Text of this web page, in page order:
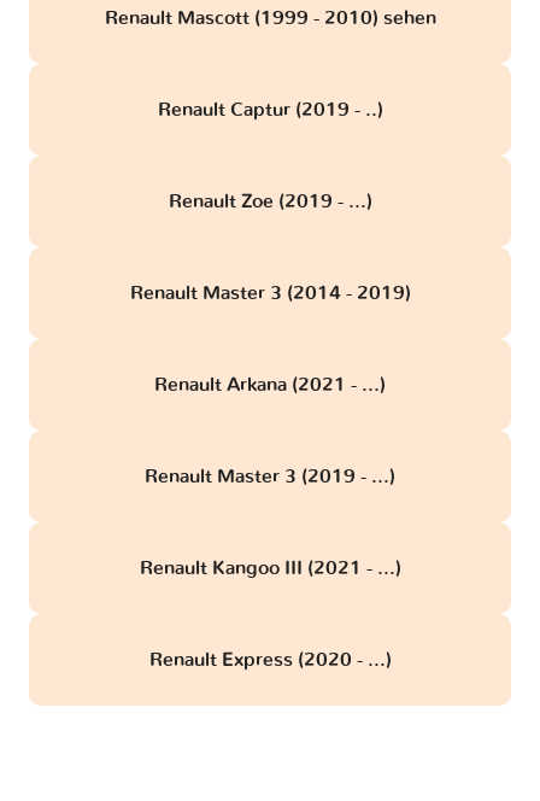
Renault Mascott (1999 - 2010) sehen
Renault Captur (2019 - ..)
Renault Zoe (2019 - ...)
Renault Master 3 (2014 - 2019)
Renault Arkana (2021 - ...)
Renault Master 3 (2019 - ...)
Renault Kangoo III (2021 - ...)
Renault Express (2020 - ...)